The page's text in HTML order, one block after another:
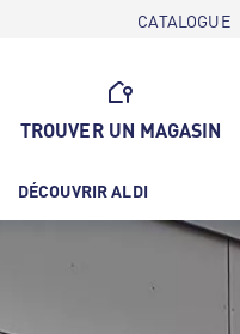
CATALOGUE
TROUVER UN MAGASIN
DÉCOUVRIR ALDI